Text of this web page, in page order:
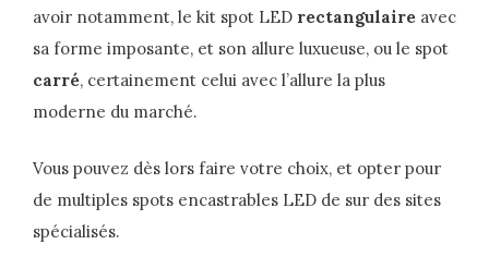
avoir notamment, le kit spot LED rectangulaire avec
sa forme imposante, et son allure luxueuse, ou le spot
carré, certainement celui avec l’allure la plus
moderne du marché.
Vous pouvez dès lors faire votre choix, et opter pour
de multiples spots encastrables LED de sur des sites
spécialisés.